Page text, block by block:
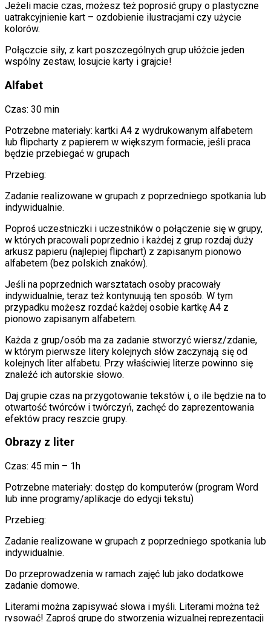
Jeżeli macie czas, możesz też poprosić grupy o plastyczne
uatrakcyjnienie kart – ozdobienie ilustracjami czy użycie
kolorów.
Połączcie siły, z kart poszczególnych grup ułóżcie jeden
wspólny zestaw, losujcie karty i grajcie!
Alfabet
Czas: 30 min
Potrzebne materiały: kartki A4 z wydrukowanym alfabetem
lub flipcharty z papierem w większym formacie, jeśli praca
będzie przebiegać w grupach
Przebieg:
Zadanie realizowane w grupach z poprzedniego spotkania lub
indywidualnie.
Poproś uczestniczki i uczestników o połączenie się w grupy,
w których pracowali poprzednio i każdej z grup rozdaj duży
arkusz papieru (najlepiej flipchart) z zapisanym pionowo
alfabetem (bez polskich znaków).
Jeśli na poprzednich warsztatach osoby pracowały
indywidualnie, teraz też kontynuują ten sposób. W tym
przypadku możesz rozdać każdej osobie kartkę A4 z
pionowo zapisanym alfabetem.
Każda z grup/osób ma za zadanie stworzyć wiersz/zdanie,
w którym pierwsze litery kolejnych słów zaczynają się od
kolejnych liter alfabetu. Przy właściwiej literze powinno się
znaleźć ich autorskie słowo.
Daj grupie czas na przygotowanie tekstów i, o ile będzie na to
otwartość twórców i twórczyń, zachęć do zaprezentowania
efektów pracy reszcie grupy.
Obrazy z liter
Czas: 45 min – 1h
Potrzebne materiały: dostęp do komputerów (program Word
lub inne programy/aplikacje do edycji tekstu)
Przebieg:
Zadanie realizowane w grupach z poprzedniego spotkania lub
indywidualnie.
Do przeprowadzenia w ramach zajęć lub jako dodatkowe
zadanie domowe.
Literami można zapisywać słowa i myśli. Literami można też
rysować! Zaproś grupę do stworzenia wizualnej reprezentacji